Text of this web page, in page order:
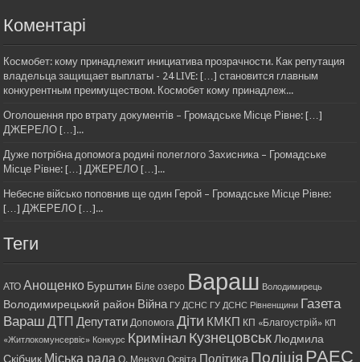
Коментарі
Космобет: кому принадлежит инициатива прозрачности. Как репутация
владельца защищает выплаты - 24 LIVE: […] становится главным
конкурентным преимуществом. Космобет кому принадлеж...
Оголошення про втрату документів – Громадське Місце Рівне: […]
ДЖЕРЕЛО […]...
Дуже потрібна допомога родині полеглого Захисника – Громадське
Місце Рівне: […] ДЖЕРЕЛО […]...
Небесне військо поповнив ще один Герой – Громадське Місце Рівне:
[…] ДЖЕРЕЛО […]...
Теги
АТО Анощенко Бурштин Біле озеро Вараш Володимирець
Володимирецький район Війна ГУ ДСНС ГУ ДСНС Рівненщини Газета
Вараш ДТП Депутати Допомога Діти КМКП КП «Благоустрій» КП
«Житлокомунсервіс» Конкурс Кримінал Кузнецовськ Людмила
Скібчик Міська рада О. Мензул Політика Поліція РАЕС